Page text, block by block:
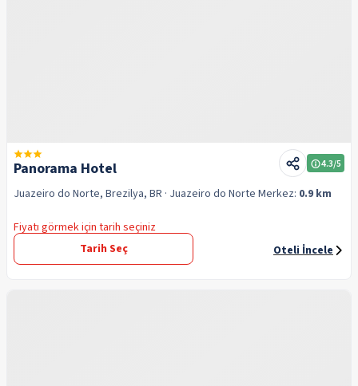
Panorama Hotel 4.3/5
Juazeiro do Norte, Brezilya, BR · Juazeiro do Norte Merkez: 0.9 km
Fiyatı görmek için tarih seçiniz
Tarih Seç
Oteli İncele